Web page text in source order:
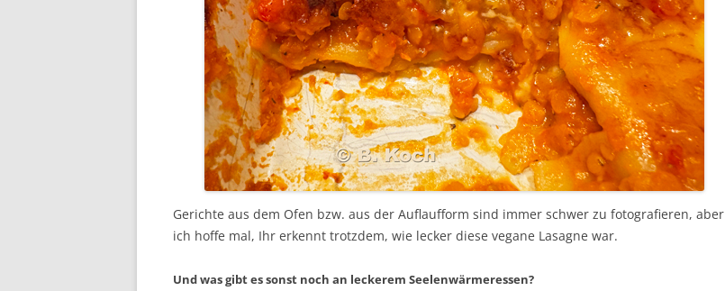
Gerichte aus dem Ofen bzw. aus der Auflaufform sind immer schwer zu fotografieren, aber
ich hoffe mal, Ihr erkennt trotzdem, wie lecker diese vegane Lasagne war.
Und was gibt es sonst noch an leckerem Seelenwärmeressen?